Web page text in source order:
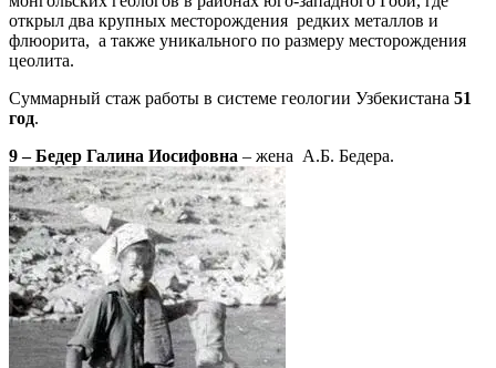
открыл два крупных месторождения редких металлов и
флюорита, а также уникального по размеру месторождения
цеолита.
Суммарный стаж работы в системе геологии Узбекистана 51
год.
9 – Бедер Галина Иосифовна – жена А.Б. Бедера.